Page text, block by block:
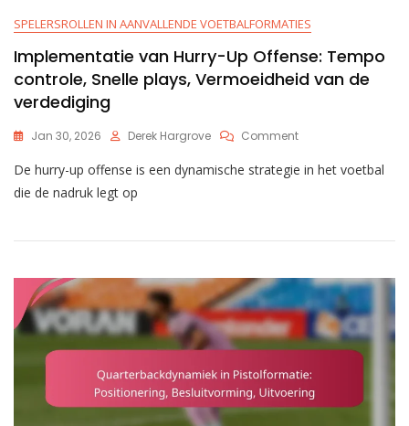
SPELERSROLLEN IN AANVALLENDE VOETBALFORMATIES
Implementatie van Hurry-Up Offense: Tempo
controle, Snelle plays, Vermoeidheid van de
verdediging
Jan 30, 2026 Derek Hargrove CommentOn
Van
Tempo
Plays,
Vermoeidheid
Van
De
Verdediging
De hurry-up offense is een dynamische strategie in het voetbal
die de nadruk legt op